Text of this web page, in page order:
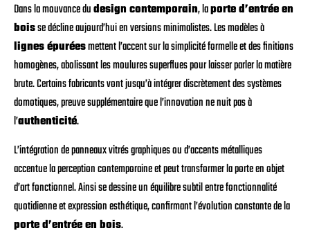
Dans la mouvance dudesign contemporain, laporte d’entrée en
boisse décline aujourd’hui en versions minimalistes. Les modèles à
lignes épuréesmettent l’accent sur la simplicité formelle et des finitions
homogènes, abolissant les moulures superflues pour laisser parler la matière
brute. Certains fabricants vont jusqu’à intégrer discrètement des systèmes
domotiques, preuve supplémentaire que l’innovation ne nuit pas à
l’authenticité.
L’intégration de panneaux vitrés graphiques ou d’accents métalliques
accentue la perception contemporaine et peut transformer la porte en objet
d’art fonctionnel. Ainsi se dessine un équilibre subtil entre fonctionnalité
quotidienne et expression esthétique, confirmant l’évolution constante de la
porte d’entrée en bois.